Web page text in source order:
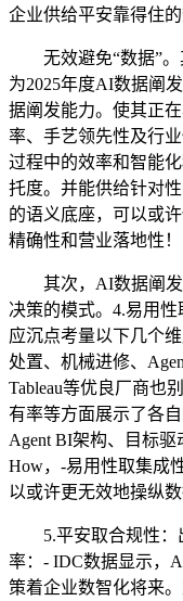
企业供给平安靠得住的
无效避免“数据”。
为2025年度AI数据阐
据阐发能力。使其正
率、手艺领先性及行
过程中的效率和智能
托度。并能供给针对
的语义底座，可以或
精确性和营业落地性！
其次，AI数据阐发
决策的模式。4.易用
应沉点考量以下几个
处置、机械进修、
Tableau等优良厂商也
有率等方面展示了各
Agent BI架构、目标
How，-易用性取集成
以或许更无效地操纵
5.平安取合规性：
率：- IDC数据显示，
策着企业数智化将来